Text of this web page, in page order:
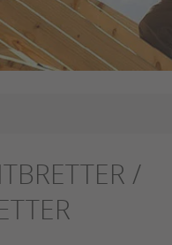
/